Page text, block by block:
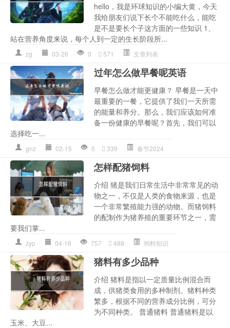
hello，我是环球知识的小编大黄，今天
我给朋友们说下长个不能吃什么，能吃
是不是要长个子这方面的一些知识 1、
站在营养角度来说，每个人到一定的生长阶段所...
zg 03-26 0 571 文章列表
过年怎么做早餐呢英语
早餐怎么做才能更健康？ 早餐是一天中
最重要的一餐，它提供了我们一天所需
的能量和养分。那么，我们应该如何准
备一份健康的早餐呢？首先，我们可以
选择吃一...
gnz 02-15 0 339 春节2024
怎样配猪饲料
介绍 猪是我们日常生活中非常常见的动
物之一，不仅是人类的食物来源，也是
一个非常繁殖能力强的动物。而猪饲料
的配制作为猪养殖的重要环节之一，需
要我们掌...
zyp 04-16 757 488 饲料知识
猪料有多少品种
介绍 猪料是指以一定质量比例混合而
成，供猪类食用的多种制剂。猪料种类
繁多，根据不同的营养成分比例，可分
为不同种类。 普通猪料 普通猪料是以
玉米、大豆...